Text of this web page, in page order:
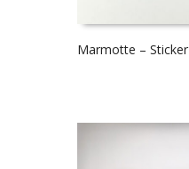
Marmotte – Sticker